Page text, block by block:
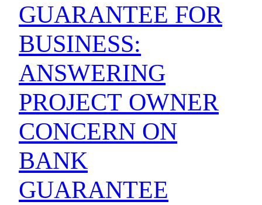
GUARANTEE FOR
BUSINESS:
ANSWERING
PROJECT OWNER
CONCERN ON
BANK
GUARANTEE